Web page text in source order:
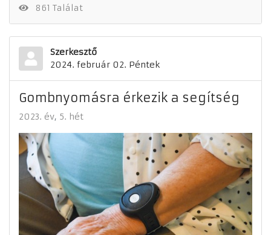
861 Találat
Szerkesztő
2024. február 02. Péntek
Gombnyomásra érkezik a segítség
2023. év 5. hét